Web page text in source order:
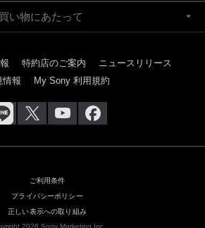
い物にあたって
特約店のご案内
ニュースリリース
情報
My Sony 利用規約
ご利用条件
プライバシーポリシー
正しい表示への取り組み
2026 Sony Marketing Inc.